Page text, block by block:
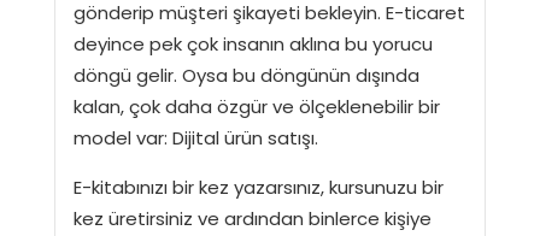
gönderip müşteri şikayeti bekleyin. E-ticaret
deyince pek çok insanın aklına bu yorucu
döngü gelir. Oysa bu döngünün dışında
kalan, çok daha özgür ve ölçeklenebilir bir
model var: Dijital ürün satışı.
E-kitabınızı bir kez yazarsınız, kursunuzu bir
kez üretirsiniz ve ardından binlerce kişiye